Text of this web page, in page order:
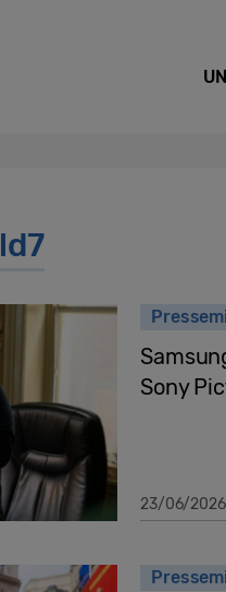
Sony
23/06/2026